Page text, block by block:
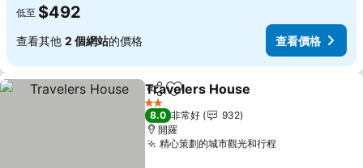
低至 $492
查看其他 2 個網站的價格 查看價格
分享 加入我的最愛
Travelers House
2 星級
8.0 非常好
932
開羅
精心策劃的城市觀光和行程查看價格